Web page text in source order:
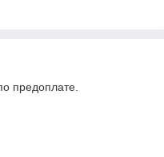
предоплате.